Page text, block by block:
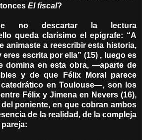
El fiscal?
no descartar la lectura
queda clarísimo el epígrafe: “A
animaste a reescribir esta historia,
eres escrita por ella” (15) , luego es
domina en esta obra, —aparte de
y de que Félix Moral parece
en Toulouse—, son los
Félix y Jimena en Nevers (16),
poniente, en que cobran ambos
de la realidad, de la compleja